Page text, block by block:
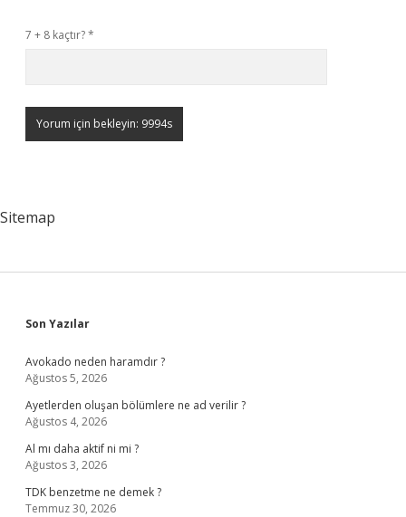
7 + 8 kaçtır?*
Sitemap
Sidebar
Son Yazılar
Avokado neden haramdır ?
Ağustos 5, 2026
Ayetlerden oluşan bölümlere ne ad verilir ?
Ağustos 4, 2026
Al mı daha aktif ni mi ?
Ağustos 3, 2026
TDK benzetme ne demek ?
Temmuz 30, 2026